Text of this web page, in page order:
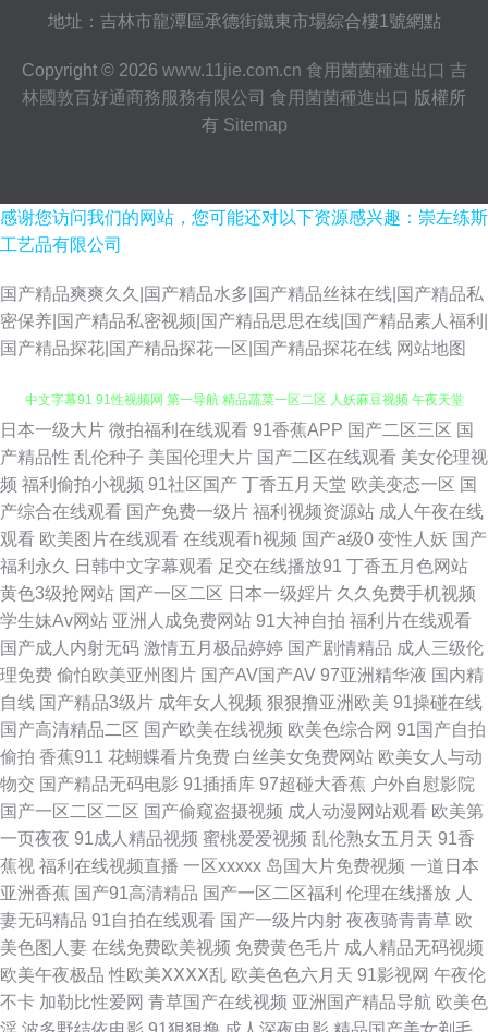
地址：吉林市龍潭區承德街鐵東市場綜合樓1號網點
Copyright © 2026 www.11jie.com.cn 食用菌菌種進出口 吉
林國敦百好通商務服務有限公司 食用菌菌種進出口 版權所
有 Sitemap
感谢您访问我们的网站，您可能还对以下资源感兴趣：崇左练斯
工艺品有限公司
国产精品爽爽久久|国产精品水多|国产精品丝袜在线|国产精品私
密保养|国产精品私密视频|国产精品思思在线|国产精品素人福利|
国产精品探花|国产精品探花一区|国产精品探花在线 网站地图
黄色性交网 香蕉视频污 韩日欧亚a级 日本成a影院 天天日批 亚洲成人在线h
中文字幕91 91性视频网 第一导航 精品蔬菜一区二区 人妖麻豆视频 午夜天堂
色视频 2026国产超碰 肏逼电影在线观看 精品成人亚洲 日韩性爱青青草 91
视频家庭 国产成人性爱午夜 美女在线91 天天操天天碰 中文字幕三四五区 91
足交视频 福利av小导航 极品影视国产精品 日韩无码图片网站 亚洲另类小说
欧美 97资源网站首页 大香蕉AV在线 国产性福AⅤ 麻豆四房播播 日本色情天
堂 在线色日本 91熟妇 超碰在人人妻 狠狠操导航 欧美岛国网站 丝足福利影
院 91免费网页链接 操操青青草导航 国产91香蕉 黄色视频久久 女同喷水 人
碰人操 天天操视频网站 91大神视频污 99久久偷窥 福利第一导航视频 久热中
文 青青草精品网 午夜福利av理论 91精品国产孕妇 超碰在线超碰 久久露脸视
频 青青国产在线观看 五月婷婷网站 91免费在线 白丝白虎91中出 国产aa麻
日本一级大片 微拍福利在线观看 91香蕉APP 国产二区三区 国
产精品性 乱伦种子 美国伦理大片 国产二区在线观看 美女伦理视
频 福利偷拍小视频 91社区国产 丁香五月天堂 欧美变态一区 国
产综合在线观看 国产免费一级片 福利视频资源站 成人午夜在线
观看 欧美图片在线观看 在线观看h视频 国产a级0 变性人妖 国产
福利永久
日韩中文字幕观看 足交在线播放91 丁香五月色网站
黄色3级抢网站 国产一区二区 日本一级婬片 久久免费手机视频
学生妹Av网站 亚洲人成免费网站 91大神自拍 福利片在线观看
国产成人内射无码 激情五月极品婷婷 国产剧情精品 成人三级伦
理免费 偷怕欧美亚州图片 国产AV国产AV 97亚洲精华液 国内精
自线 国产精品3级片 成年女人视频 狠狠撸亚洲欧美 91操碰在线
国产高清精品二区 国产欧美在线视频 欧美色综合网 91国产自拍
偷拍 香蕉911 花蝴蝶看片免费 白丝美女免费网站 欧美女人与动
物交 国产精品无码电影 91插插库 97超碰大香蕉 户外自慰影院
国产一区二区二区 国产偷窥盗摄视频 成人动漫网站观看 欧美第
一页夜夜 91成人精品视频 蜜桃爱爱视频 乱伦熟女五月天 91香
蕉视 福利在线视频直播 一区xxxxx 岛国大片免费视频 一道日本
亚洲香蕉 国产91高清精品 国产一区二区福利 伦理在线播放 人
妻无码精品 91自拍在线观看 国产一级片内射 夜夜骑青青草 欧
美色图人妻 在线免费欧美视频 免费黄色毛片 成人精品无码视频
欧美午夜极品 性欧美ⅩⅩⅩⅩ乱 欧美色色六月天 91影视网 午夜伦
不卡 加勒比性爱网 青草国产在线视频 亚洲国产精品导航 欧美色